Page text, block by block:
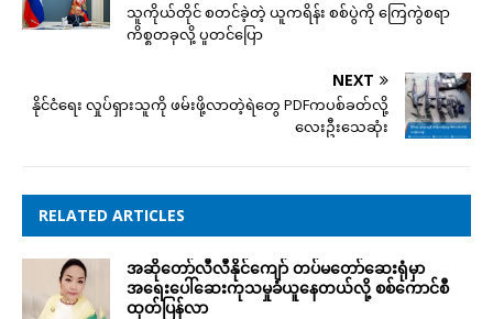
သူကိုယ်တိုင် စတင်ခဲ့တဲ့ ယူကရိန်း စစ်ပွဲကို ကြေကွဲစရာ
ကိစ္စတခုလို့ ပူတင်ပြော
NEXT
နိုင်ငံရေး လှုပ်ရှားသူကို ဖမ်းဖို့လာတဲ့ရဲတွေ PDFကပစ်ခတ်လို့
လေးဦးသေဆုံး
RELATED ARTICLES
အဆိုတော်လီလီနိုင်ကျော် တပ်မတော်ဆေးရုံမှာ
အရေးပေါ်ဆေးကုသမှုခံယူနေတယ်လို့ စစ်ကောင်စီ
ထုတ်ပြန်လာ